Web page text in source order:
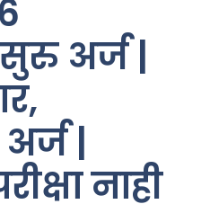
अर्ज |
|
नाही